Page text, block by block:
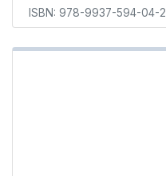
ISBN: 978-9937-594-04-2